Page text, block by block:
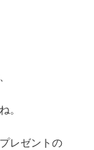
。
レゼントの